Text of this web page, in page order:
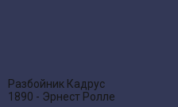
Разбойник Кадрус
1890 - Эрнест Ролле